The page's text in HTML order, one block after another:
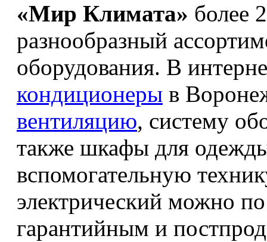
«Мир Климата» более
разнообразный
оборудования. В
кондиционеры в
вентиляцию, систему
также шкафы для
вспомогательную
электрический можно
гарантийным и